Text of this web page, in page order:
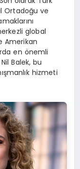
Ortadoğu ve
global
Amerikan
en önemli
Balek, bu
hizmeti